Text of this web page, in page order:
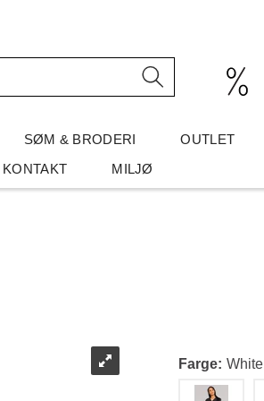
SØM & BRODERI OUTLET
KONTAKT MILJØ
Farge White